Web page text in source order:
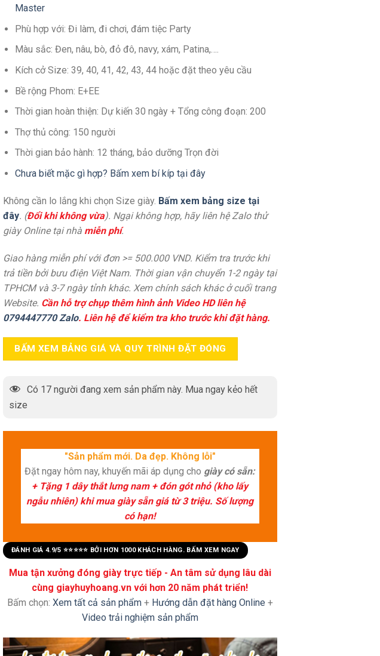
Master
Phù hợp với: Đi làm, đi chơi, đám tiệc Party
Màu sắc: Đen, nâu, bò, đỏ đô, navy, xám, Patina,….
Kích cở Size: 39, 40, 41, 42, 43, 44 hoặc đặt theo yêu cầu
Bề rộng Phom: E+EE
Thời gian hoàn thiện: Dự kiến 30 ngày + Tổng công đoạn: 200
Thợ thủ công: 150 người
Thời gian bảo hành: 12 tháng, bảo dưỡng Trọn đời
Chưa biết mặc gì hợp? Bấm xem bí kíp tại đây
Không cần lo lắng khi chọn Size giày. Bấm xem bảng size tại
đây. (Đổi khi không vừa). Ngại không hợp, hãy liên hệ Zalo thử
giày Online tại nhà miễn phí.
Giao hàng miễn phí với đơn >= 500.000 VND. Kiểm tra trước khi
trả tiền bởi bưu điện Việt Nam. Thời gian vận chuyển 1-2 ngày tại
TPHCM và 3-7 ngày tỉnh khác. Xem chính sách khác ở cuối trang
Website. Cần hỗ trợ chụp thêm hình ảnh Video HD liên hệ
0794447770 Zalo. Liên hệ để kiểm tra kho trước khi đặt hàng.
BẤM XEM BẢNG GIÁ VÀ QUY TRÌNH ĐẶT ĐÓNG
Có 17người đang xem sản phẩm này. Mua ngay kẻo hết
size
"Sản phẩm mới. Da đẹp. Không lỗi"
Đặt ngay hôm nay, khuyến mãi áp dụng cho giày có sẵn:
+ Tặng 1 dây thắt lưng nam + đón gót nhỏ (kho lấy
ngẫu nhiên) khi mua giày sẵn giá từ 3 triệu. Số lượng
có hạn!
ĐÁNH GIÁ 4.9/5 ⭐⭐⭐⭐⭐ BỞI HƠN 1000 KHÁCH HÀNG. BẤM XEM NGAY
Mua tận xưởng đóng giày trực tiếp - An tâm sử dụng lâu dài
cùng giayhuyhoang.vn với hơn 20 năm phát triển!
Bấm chọn: Xem tất cả sản phẩm+ Hướng dẫn đặt hàng Online +
Video trải nghiệm sản phẩm